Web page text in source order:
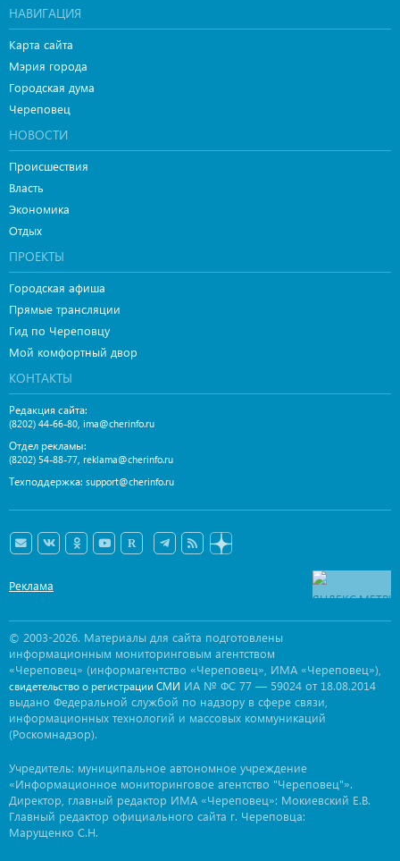
НАВИГАЦИЯ
Карта сайта
Мэрия города
Городская дума
Череповец
НОВОСТИ
Происшествия
Власть
Экономика
Отдых
ПРОЕКТЫ
Городская афиша
Прямые трансляции
Гид по Череповцу
Мой комфортный двор
КОНТАКТЫ
Редакция сайта:
(8202) 44-66-80, ima@cherinfo.ru
Отдел рекламы:
(8202) 54-88-77, reklama@cherinfo.ru
Техподдержка: support@cherinfo.ru
Реклама
© 2003-2026. Материалы для сайта подготовлены
информационным мониторинговым агентством
«Череповец» (информагентство «Череповец», ИМА «Череповец»),
свидетельство о регистрации СМИ ИА № ФС 77 — 59024 от 18.08.2014
выдано Федеральной службой по надзору в сфере связи,
информационных технологий и массовых коммуникаций
(Роскомнадзор).
Учредитель: муниципальное автономное учреждение
«Информационное мониторинговое агентство "Череповец"».
Директор, главный редактор ИМА «Череповец»: Мокиевский Е.В.
Главный редактор официального сайта г. Череповца:
Марущенко С.Н.